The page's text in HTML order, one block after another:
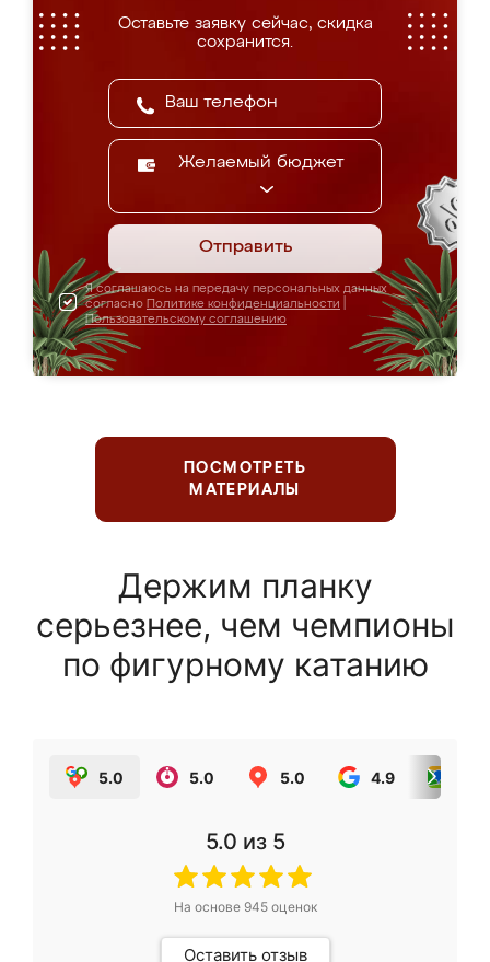
Оставьте заявку сейчас, скидка
сохранится.
Желаемый бюджет
Отправить
Я соглашаюсь на передачу персональных данных
согласно Политике конфиденциальности
Пользовательскому соглашению
ПОСМОТРЕТЬ
МАТЕРИАЛЫ
Держим планку
серьезнее, чем чемпионы
по фигурному катанию
5.0 5.0 5.0 4.9
5.0 из 5
На основе 945оценок
Оставить отзыв